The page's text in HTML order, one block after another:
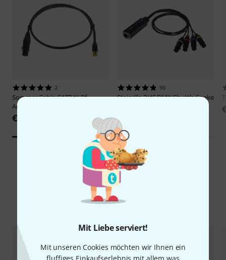
Mit Liebe serviert!
Mit unseren Cookies möchten wir Ihnen ein
fluffiges Einkaufserlebnis mit allem was
2
Sommer CableCAT7 XLRf
Adapter 1m black
€ 42
90
StairvilleRJ45 DMX Shuttle Snake
€ 39
Alternativen vergleichen